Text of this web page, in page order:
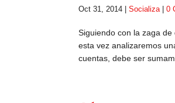
Oct 31, 2014 |Socializa|0
Siguiendo con la zaga
esta vez analizaremos
cuentas, debe ser